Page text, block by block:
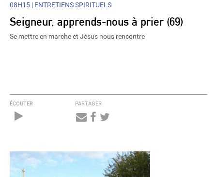
08H15 | ENTRETIENS SPIRITUELS
Seigneur, apprends-nous à prier (69)
Se mettre en marche et Jésus nous rencontre
ÉCOUTER PARTAGER